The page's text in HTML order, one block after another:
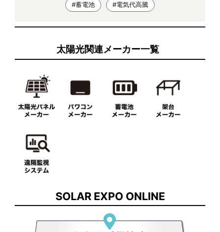
#蓄電池 #電気代高騰
太陽光関連メーカー一覧
SOLAR EXPO ONLINE